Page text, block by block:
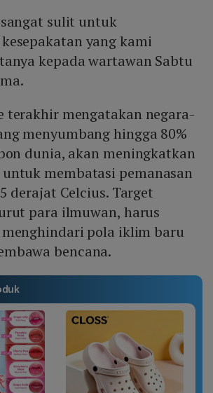
sulit untuk
yang kami
kepada wartawan Sabtu
terakhir mengatakan negara-
menyumbang hingga 80%
dunia, akan meningkatkan
membatasi pemanasan
derajat Celcius. Target
para ilmuwan, harus
pola iklim baru
bencana.